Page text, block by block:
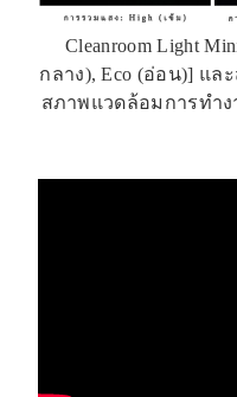
Cleanroom Light
กลาง), Eco (อ่อน)] แล
สภาพแวดล้อมการทำ